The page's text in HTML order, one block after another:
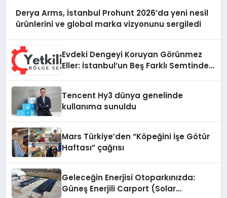
Derya Arms, İstanbul Prohunt 2026’da yeni nesil
ürünlerini ve global marka vizyonunu sergiledi
Evdeki Dengeyi Koruyan Görünmez
Eller: İstanbul’un Beş Farklı Semtinde
Tencent Hy3 dünya genelinde
kullanıma sunuldu
Mars Türkiye’den “Köpeğini İşe Götür
Haftası” çağrısı
Geleceğin Enerjisi Otoparkınızda:
Güneş Enerjili Carport (Solar